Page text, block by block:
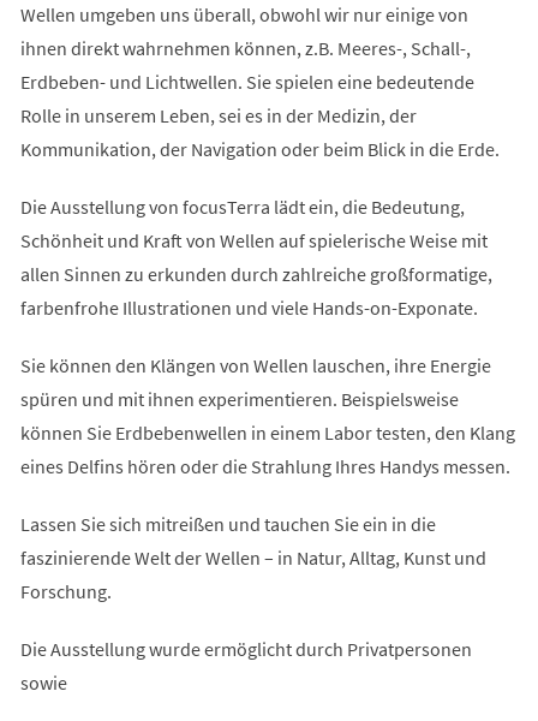
Wellen umgeben uns überall, obwohl wir nur einige von
ihnen direkt wahrnehmen können, z.B. Meeres-, Schall-,
Erdbeben- und Lichtwellen. Sie spielen eine bedeutende
Rolle in unserem Leben, sei es in der Medizin, der
Kommunikation, der Navigation oder beim Blick in die Erde.
Die Ausstellung von focusTerra lädt ein, die Bedeutung,
Schönheit und Kraft von Wellen auf spielerische Weise mit
allen Sinnen zu erkunden durch zahlreiche großformatige,
farbenfrohe Illustrationen und viele Hands-on-Exponate.
Sie können den Klängen von Wellen lauschen, ihre Energie
spüren und mit ihnen experimentieren. Beispielsweise
können Sie Erdbebenwellen in einem Labor testen, den Klang
eines Delfins hören oder die Strahlung Ihres Handys messen.
Lassen Sie sich mitreißen und tauchen Sie ein in die
faszinierende Welt der Wellen – in Natur, Alltag, Kunst und
Forschung.
Die Ausstellung wurde ermöglicht durch Privatpersonen
sowie